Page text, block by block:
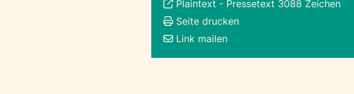
Plaintext - Pressetext 3088 Zeichen
Seite drucken
Link mailen